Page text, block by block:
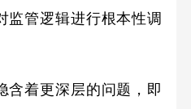
监管逻辑进行根本性调
着更深层的问题，即